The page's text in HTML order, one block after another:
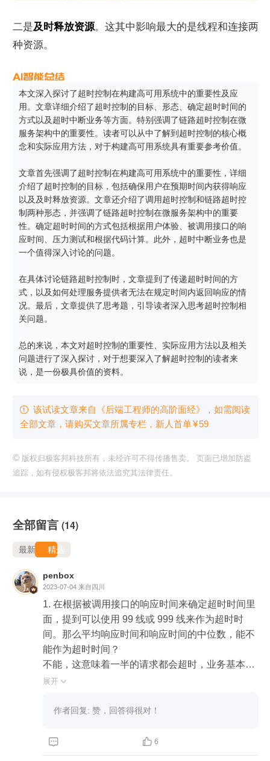
二是及时释放资源。这其中影响最大的是线程和连接两
种资源。
本文深入探讨了超时控制在构建高可用系统中的重要性及应
用。文章详细介绍了超时控制的目标、形态、确定超时时间的
方式以及超时中断业务等方面。特别强调了链路超时控制在微
服务架构中的重要性。读者可以从中了解到超时控制的核心概
念和实际应用方法，对于构建高可用系统具有重要参考价值。
文章首先强调了超时控制在构建高可用系统中的重要性，详细
介绍了超时控制的目标，包括确保用户在预期时间内获得响应
以及及时释放资源。文章还介绍了调用超时控制和链路超时控
制两种形态，并强调了链路超时控制在微服务架构中的重要
性。确定超时时间的方式包括根据用户体验、被调用接口的响
应时间、压力测试和根据代码计算。此外，超时中断业务也是
一个值得深入讨论的问题。
在具体讨论链路超时控制时，文章提到了传递超时时间的方
式，以及如何处理服务提供者无法在规定时间内返回响应的情
况。最后，文章提供了思考题，引导读者深入思考超时控制相
关问题。
总的来说，本文对超时控制的重要性、实际应用方法以及相关
问题进行了深入探讨，对于想要深入了解超时控制的读者来
说，是一份极具价值的资料。
 该试读文章来自《后端工程师的高阶面经》，如需阅读
全部文章，请购买文章所属专栏 ，新⼈⾸单¥59
© 版权归极客邦科技所有，未经许可不得传播售卖。 页面已增加防盗
追踪，如有侵权极客邦将依法追究其法律责任。
全部留言 (14)
最新 精选
penbox
2023-07-04 来自四川
1. 在根据被调用接口的响应时间来确定超时时间里
面，提到可以使用 99 线或 999 线来作为超时时
间。那么平均响应时间和响应时间的中位数，能不
能作为超时时间？
不能，这意味着一半的请求都会超时，业务基本处
于不可用的状态了。
时，而客户端完全不管？
超时控制的，也不能保证请求就一定就能到服务端
展开 
作者回复: 赞，回答得很对！
  6